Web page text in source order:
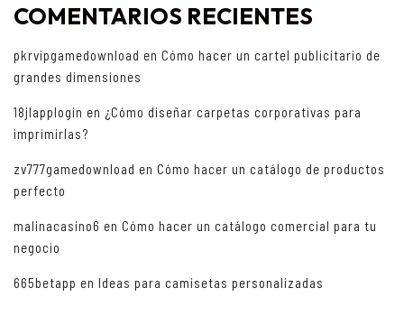
COMENTARIOS RECIENTES
pkrvipgamedownload en Cómo hacer un cartel publicitario de
grandes dimensiones
18jlapplogin en ¿Cómo diseñar carpetas corporativas para
imprimirlas?
zv777gamedownload en Cómo hacer un catálogo de productos
perfecto
malinacasino6 en Cómo hacer un catálogo comercial para tu
negocio
665betapp en Ideas para camisetas personalizadas